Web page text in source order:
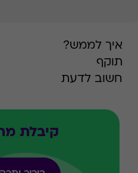
איך לממש?
תוקף
חשוב לדעת
קיבלת